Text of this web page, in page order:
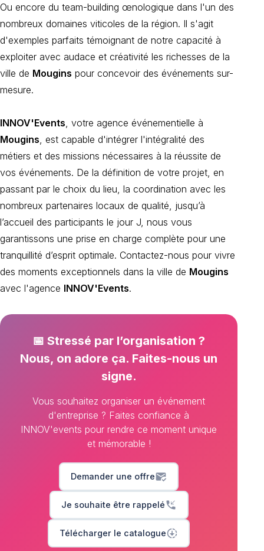
Ou encore du team-building œnologique dans l'un des
nombreux domaines viticoles de la région. Il s'agit
d'exemples parfaits témoignant de notre capacité à
exploiter avec audace et créativité les richesses de la
ville de Mougins pour concevoir des événements sur-
mesure.
INNOV'Events , votre agence événementielle à
Mougins , est capable d'intégrer l'intégralité des
métiers et des missions nécessaires à la réussite de
vos événements. De la définition de votre projet, en
passant par le choix du lieu, la coordination avec les
nombreux partenaires locaux de qualité, jusqu’à
l’accueil des participants le jour J, nous vous
garantissons une prise en charge complète pour une
tranquillité d’esprit optimale. Contactez-nous pour vivre
des moments exceptionnels dans la ville de Mougins
avec l'agence INNOV'Events.
📅 Stressé par l’organisation ?
Nous, on adore ça. Faites-nous un
signe.
Vous souhaitez organiser un événement
d'entreprise ? Faites confiance à
INNOV'events pour rendre ce moment unique
et mémorable !
Demander une offremark_email_read
Je souhaite être rappeléphone_callback
Télécharger le cataloguedownloading